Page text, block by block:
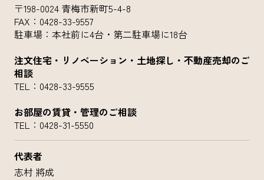
〒198-0024 青梅市新町5-4-8
FAX：0428-33-9557
駐車場：本社前に4台・第二駐車場に18台
注文住宅・リノベーション・土地探し・不動産売却のご
相談
TEL： 0428-33-9555
お部屋の賃貸・管理のご相談
TEL： 0428-31-5550
代表者
志村 將成